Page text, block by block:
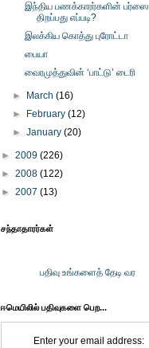
இந்திய பணக்காரர்களின் பர்ஸை
திறப்பது எப்படி?
இலக்கிய கொத்து புரோட்டா
பையா
வைரமுத்துவின் ‘பாட்டு’ டைரி
► March(16)
►
February(12)
►January(20)
► 2009 (226)
► 2008 (122)
► 2007 (13)
சந்தாதாரர்கள்
பதிவு உங்களைத் தேடி வர
ஈமெயிலில் பதிவுகளை பெற...
Enter your email address: